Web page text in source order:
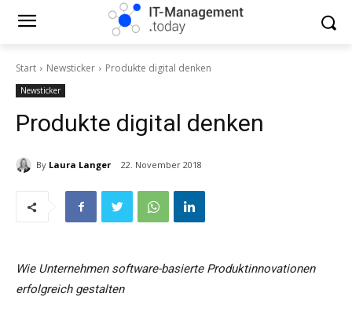
Start Newsticker Produkte digital denken
Newsticker
Produkte digital denken
By Laura Langer 22. November 2018
Wie Unternehmen software-basierte Produktinnovationen
erfolgreich gestalten